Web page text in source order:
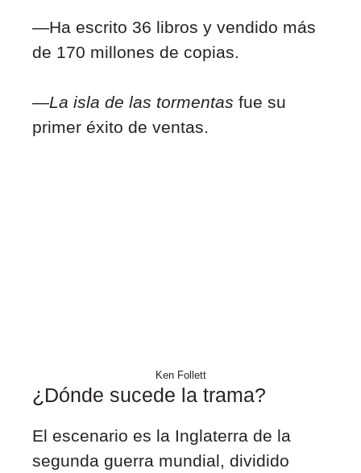
—Ha escrito 36 libros y vendido más
de 170 millones de copias.
—La isla de las tormentas fue su
primer éxito de ventas.
Ken Follett
¿Dónde sucede la trama?
El escenario es la Inglaterra de la
segunda guerra mundial, dividido